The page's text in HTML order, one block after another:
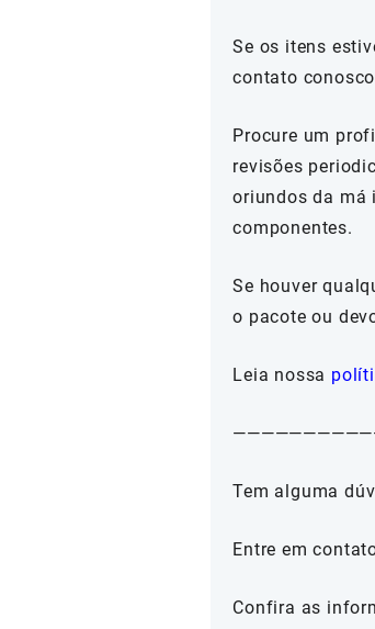
Se os itens
contato
Procure um
revisões
oriundos da má
componentes.
Se houver
o pacote ou
Leia nossa
Tem alguma
Entre em
Confira as